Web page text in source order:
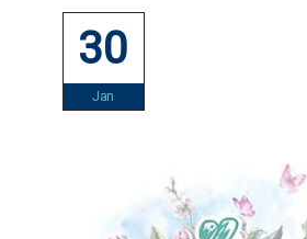
30
Jan